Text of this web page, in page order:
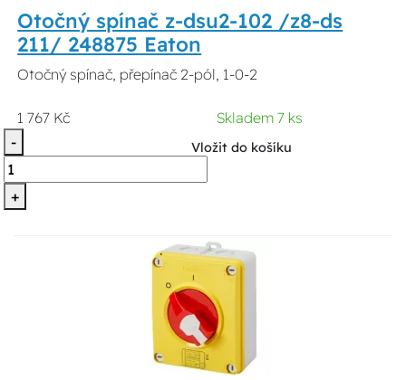
Otočný spínač z-dsu2-102 /z8-ds
211/ 248875 Eaton
Otočný spínač, přepínač 2-pól, 1-0-2
1 767 Kč
Skladem 7 ks
-
+
Vložit do košíku